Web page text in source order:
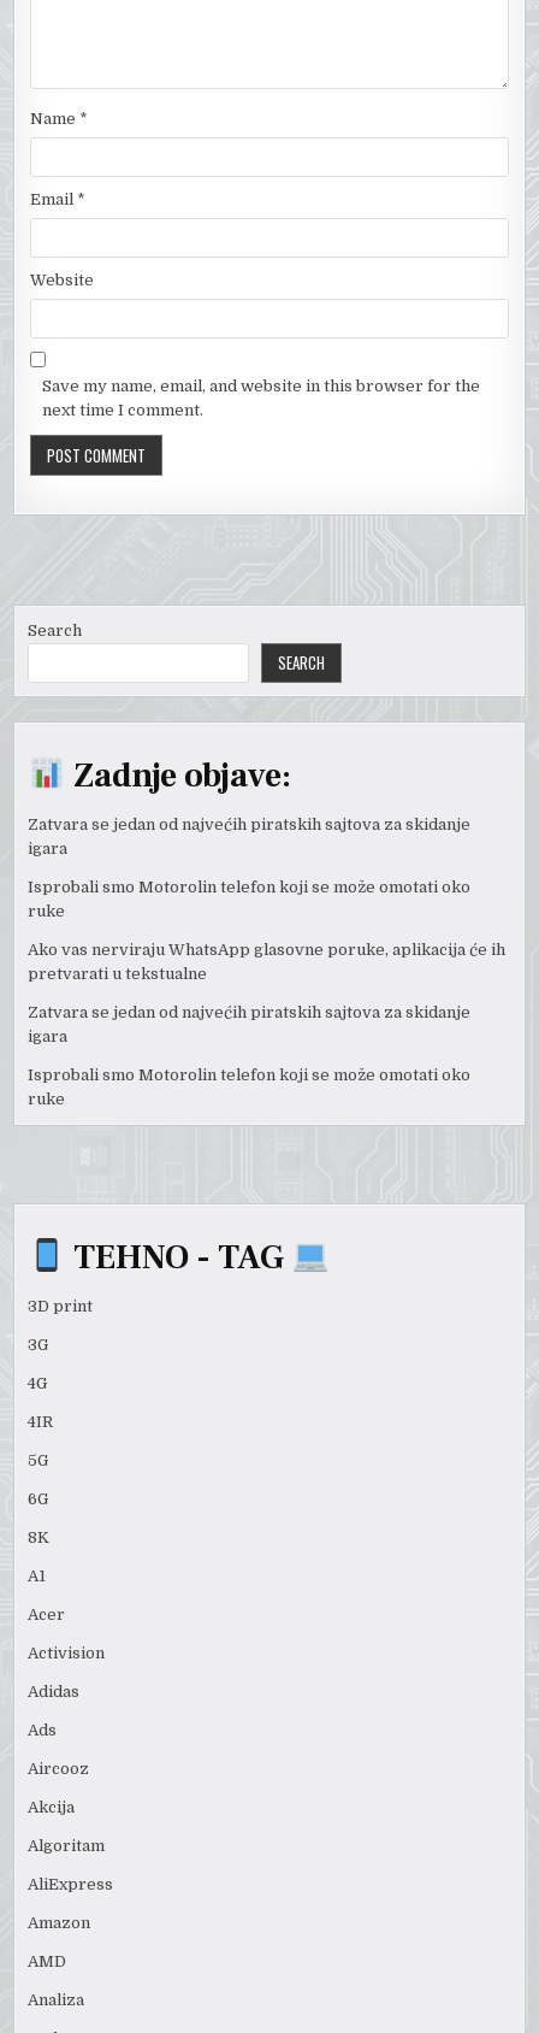
Name *
Email *
Website
Save my name, email, and website in this browser for the
next time I comment.
Search
SEARCH
Zadnje objave:
Zatvara se jedan od najvećih piratskih sajtova za skidanje
igara
Isprobali smo Motorolin telefon koji se može omotati oko
ruke
Ako vas nerviraju WhatsApp glasovne poruke, aplikacija će ih
pretvarati u tekstualne
Zatvara se jedan od najvećih piratskih sajtova za skidanje
igara
Isprobali smo Motorolin telefon koji se može omotati oko
ruke
TEHNO - TAG
3D print
3G
4G
4IR
5G
6G
8K
A1
Acer
Activision
Adidas
Ads
Aircooz
Akcija
Algoritam
AliExpress
Amazon
AMD
Analiza